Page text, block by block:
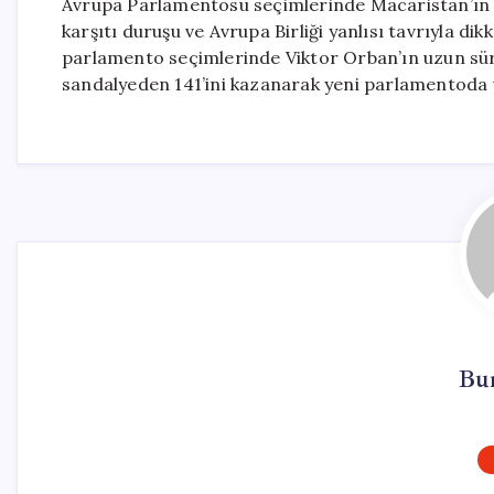
Avrupa Parlamentosu seçimlerinde
karşıtı duruşu ve Avrupa Birliği yanlısı tavrıyla
parlamento seçimlerinde Viktor Orban’ın uzun
sandalyeden 141’ini kazanarak yeni